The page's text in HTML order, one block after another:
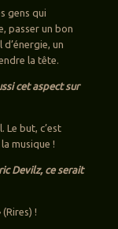
gens qui
passer un bon
un
la tête.
cet aspect sur
Le but, c’est
musique !
Devilz, ce serait
!